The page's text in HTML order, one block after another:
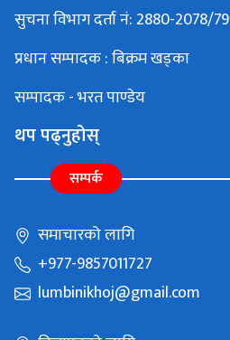
सुचना विभाग दर्ता नं: 2880-2078/79
प्रधान सम्पादक : बिक्रम खड्का
सम्पादक - भरत पाण्डेय
थप पढ्नुहोस्
सम्पर्क
समाचारको लागि
+977-9857011727
lumbinikhoj@gmail.com